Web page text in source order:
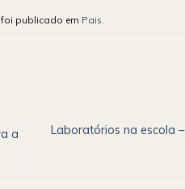
publicado em Pais
a
Laboratórios na escola